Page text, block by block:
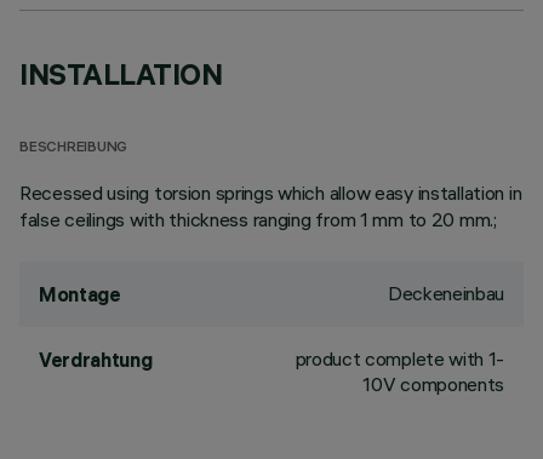
INSTALLATION
BESCHREIBUNG
Recessed using torsion springs which allow easy installation in
false ceilings with thickness ranging from 1 mm to 20 mm.;
Montage Deckeneinbau
Verdrahtung
product complete with 1-
10V components